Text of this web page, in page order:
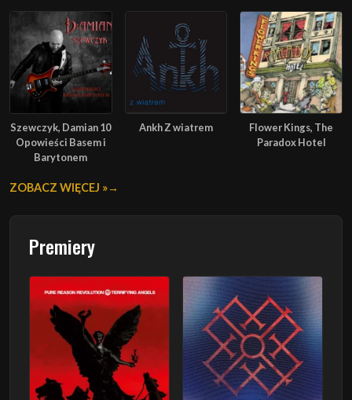
Szewczyk, Damian 10
Opowieści Basem i
Barytonem
Ankh Z wiatrem
Flower Kings, The
Paradox Hotel
ZOBACZ WIĘCEJ »
Premiery